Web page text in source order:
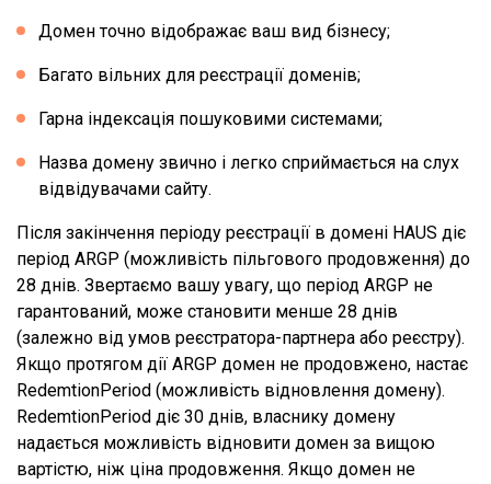
Домен точно відображає ваш вид бізнесу;
Багато вільних для реєстрації доменів;
Гарна індексація пошуковими системами;
Назва домену звично і легко сприймається на слух
відвідувачами сайту.
Після закінчення періоду реєстрації в домені HAUS діє
період ARGP (можливість пільгового продовження) до
28 днів. Звертаємо вашу увагу, що період ARGP не
гарантований, може становити менше 28 днів
(залежно від умов реєстратора-партнера або реєстру).
Якщо протягом дії ARGP домен не продовжено, настає
RedemtionPeriod (можливість відновлення домену).
RedemtionPeriod діє 30 днів, власнику домену
надається можливість відновити домен за вищою
вартістю, ніж ціна продовження. Якщо домен не